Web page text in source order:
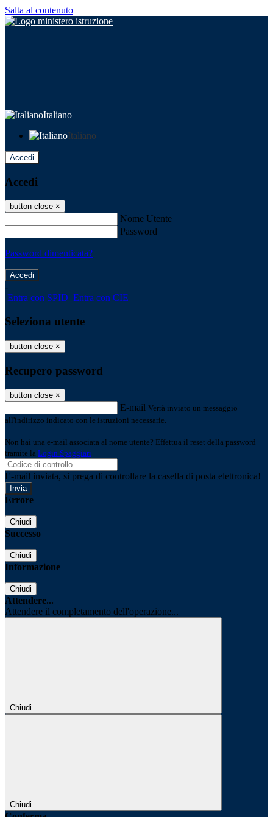
Salta al contenuto
Italiano
Italiano
Accedi
Accedi
button close ×
Nome Utente
Password
Password dimenticata?
-
Entra con SPID Entra con CIE
Seleziona utente
button close ×
Recupero password
button close ×
E-mail Verrà inviato un messaggio
all'indirizzo indicato con le istruzioni necessarie.
Non hai una e-mail associata al nome utente? Effettua il reset della password
tramite la Login Spaggiari
E-mail inviata, si prega di controllare la casella di posta elettronica!
Errore
Chiudi
Successo
Chiudi
Informazione
Chiudi
Attendere...
Attendere il completamento dell'operazione...
Chiudi
Chiudi